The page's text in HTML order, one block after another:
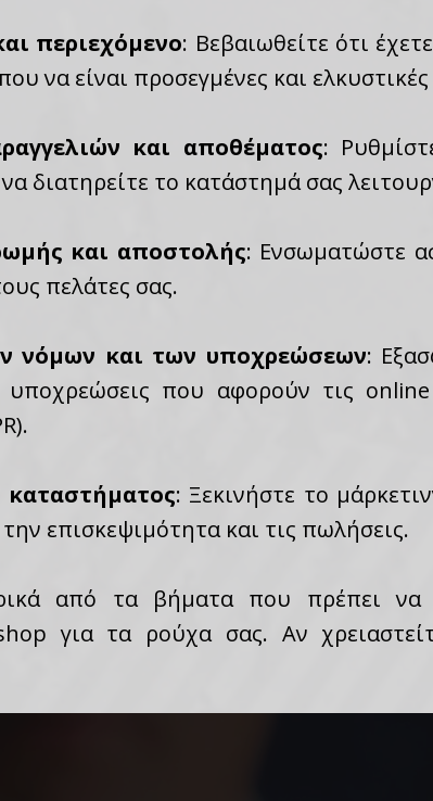
περιεχόμενο: Βεβαιωθείτε ότι
να είναι προσεγμένες και
και αποθέματος:
διατηρείτε το κατάστημά σας
και αποστολής: Ενσωματώστε
πελάτες σας.
νόμων και των υποχρεώσεων:
υποχρεώσεις που αφορούν τις
: Ξεκινήστε το
επισκεψιμότητα και τις πωλήσεις.
από τα βήματα που πρέπει να
για τα ρούχα σας. Αν